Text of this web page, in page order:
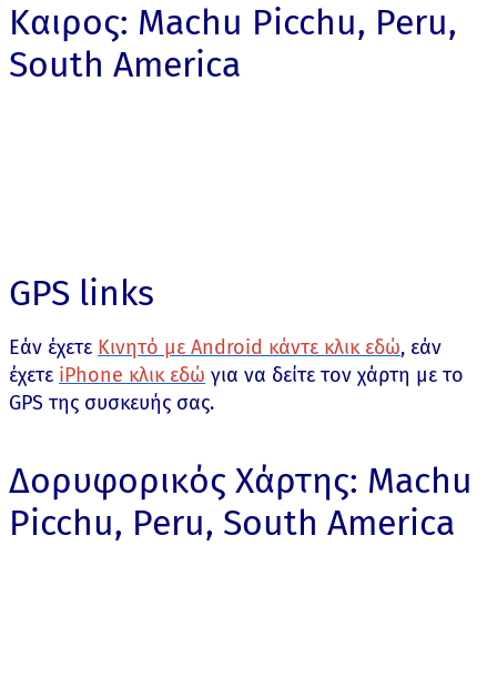
Καιρος: Machu Picchu, Peru,
South America
GPS links
Εάν έχετε Κινητό με Android κάντε κλικ εδώ, εάν
έχετε iPhone κλικ εδώ για να δείτε τον χάρτη με το
GPS της συσκευής σας.
Δορυφορικός Χάρτης: Machu
Picchu, Peru, South America